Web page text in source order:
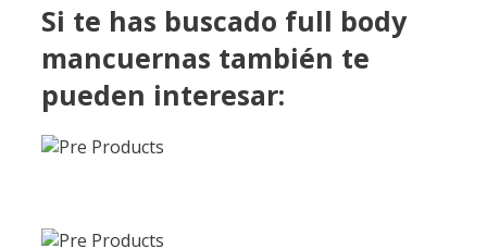
Si te has buscado full body
mancuernas también te
pueden interesar: